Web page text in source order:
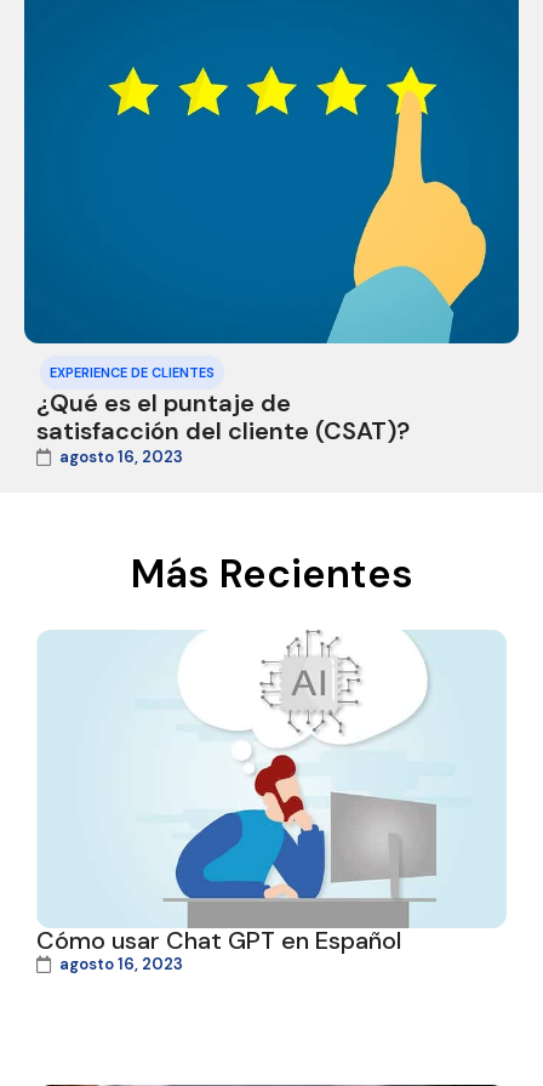
EXPERIENCE DE CLIENTES
¿Qué es el puntaje de
satisfacción del cliente (CSAT)?
agosto 16, 2023
Más Recientes
Cómo usar Chat GPT en Español
agosto 16, 2023